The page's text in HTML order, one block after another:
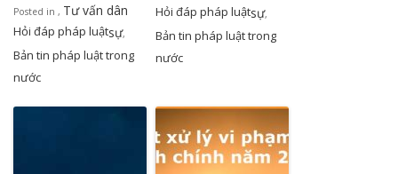
Posted in
Hỏi đáp pháp luật
, Tư vấn dân
sự,
Bản tin pháp luật trong
nước
Hỏi đáp pháp luậtsự,
Bản tin pháp luật trong
nước